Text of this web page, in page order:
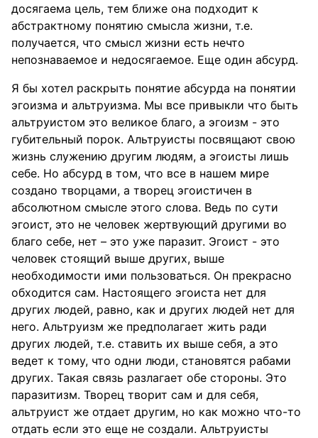
досягаема цель, тем ближе она подходит к
абстрактному понятию смысла жизни, т.е.
получается, что смысл жизни есть нечто
непознаваемое и недосягаемое. Еще один абсурд.
Я бы хотел раскрыть понятие абсурда на понятии
эгоизма и альтруизма. Мы все привыкли что быть
альтруистом это великое благо, а эгоизм - это
губительный порок. Альтруисты посвящают свою
жизнь служению другим людям, а эгоисты лишь
себе. Но абсурд в том, что все в нашем мире
создано творцами, а творец эгоистичен в
абсолютном смысле этого слова. Ведь по сути
эгоист, это не человек жертвующий другими во
благо себе, нет – это уже паразит. Эгоист - это
человек стоящий выше других, выше
необходимости ими пользоваться. Он прекрасно
обходится сам. Настоящего эгоиста нет для
других людей, равно, как и других людей нет для
него. Альтруизм же предполагает жить ради
других людей, т.е. ставить их выше себя, а это
ведет к тому, что одни люди, становятся рабами
других. Такая связь разлагает обе стороны. Это
паразитизм. Творец творит сам и для себя,
альтруист же отдает другим, но как можно что-то
отдать если это еще не создали. Альтруисты